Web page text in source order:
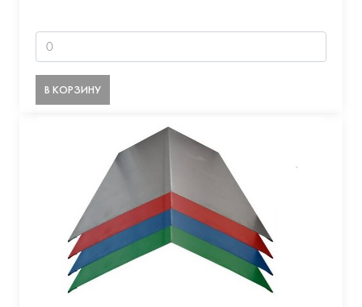
В КОРЗИНУ